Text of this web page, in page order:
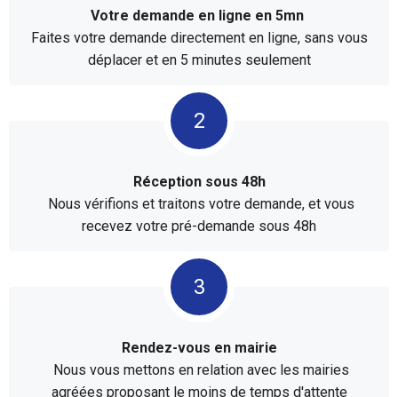
Votre demande en ligne en 5mn
Faites votre demande directement en ligne, sans vous
déplacer et en 5 minutes seulement
Réception sous 48h
Nous vérifions et traitons votre demande, et vous
recevez votre pré-demande sous 48h
Rendez-vous en mairie
Nous vous mettons en relation avec les mairies
agréées proposant le moins de temps d'attente